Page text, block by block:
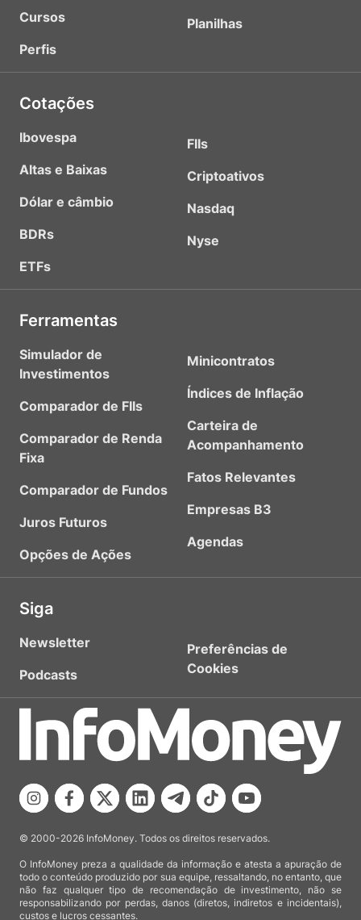
Cursos
Perfis
Planilhas
Cotações
Ibovespa
Altas e Baixas
Dólar e câmbio
BDRs
ETFs
FIIs
Criptoativos
Nasdaq
Nyse
Ferramentas
Simulador de
Investimentos
Comparador de FIIs
Comparador de Renda
Fixa
Comparador de Fundos
Juros Futuros
Opções de Ações
Minicontratos
Índices de Inflação
Carteira de
Acompanhamento
Fatos Relevantes
Empresas B3
Agendas
Siga
Newsletter
Podcasts
Preferências de
Cookies
© 2000-2026 InfoMoney. Todos os direitos reservados.
O InfoMoney preza a qualidade da informação e atesta a apuração de
todo o conteúdo produzido por sua equipe, ressaltando, no entanto, que
não faz qualquer tipo de recomendação de investimento, não se
responsabilizando por perdas, danos (diretos, indiretos e incidentais),
custos e lucros cessantes.